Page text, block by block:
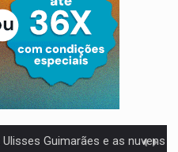
Ulisses Guimarães e as nuvens no céu de Rondônia –